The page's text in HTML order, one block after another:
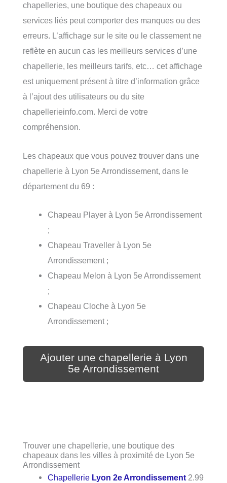
chapelleries, une boutique des chapeaux ou
services liés peut comporter des manques ou des
erreurs. L’affichage sur le site ou le classement ne
reflète en aucun cas les meilleurs services d’une
chapellerie, les meilleurs tarifs, etc… cet affichage
est uniquement présent à titre d’information grâce
à l’ajout des utilisateurs ou du site
chapellerieinfo.com. Merci de votre
compréhension.
Les chapeaux que vous pouvez trouver dans une
chapellerie à Lyon 5e Arrondissement, dans le
département du 69 :
Chapeau Player à Lyon 5e Arrondissement
;
Chapeau Traveller à Lyon 5e
Arrondissement ;
Chapeau Melon à Lyon 5e Arrondissement
;
Chapeau Cloche à Lyon 5e
Arrondissement ;
Ajouter une chapellerie à Lyon
5e Arrondissement
Trouver une chapellerie, une boutique des
chapeaux dans les villes à proximité de Lyon 5e
Arrondissement
Chapellerie Lyon 2e Arrondissement 2.99